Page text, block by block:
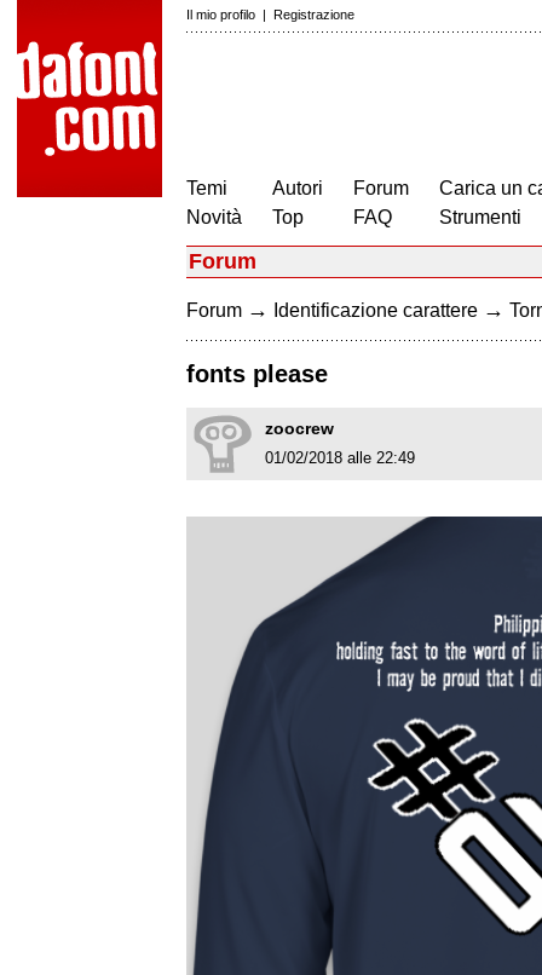
Il mio profilo | Registrazione
Temi
Novità
Autori
Top
Forum
FAQ
Carica un
Strumenti
Forum
Forum → Identificazione carattere →
fonts please
zoocrew
01/02/2018 alle 22:49